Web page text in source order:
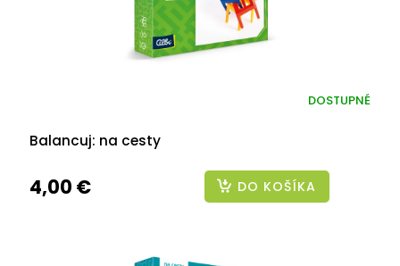
Balancuj: na cesty
DOSTUPNÉ
4,00 € DO KOŠÍKA